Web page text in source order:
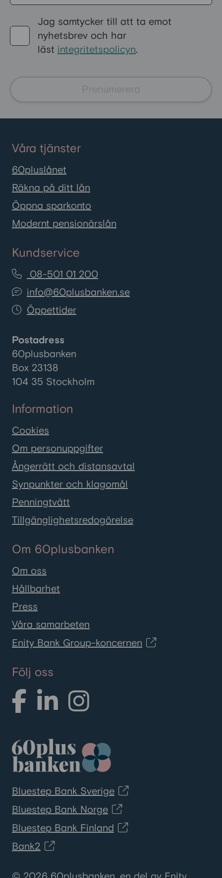
Sverige och hur du ansöker om
dem.
Jag samtycker till att ta emot
nyhetsbrev och har
läst integritetspolicyn.
Prenumerera
Våra tjänster
60pluslånet
Räkna på ditt lån
Öppna sparkonto
Modernt pensionärslån
Kundservice
08-501 01 200
info@60plusbanken.se
Öppettider
Postadress
60plusbanken
Box 23138
104 35 Stockholm
Information
Cookies
Om personuppgifter
Ångerrätt och distansavtal
Synpunkter och klagomål
Penningtvätt
Tillgänglighetsredogörelse
Om 60plusbanken
Om oss
Hållbarhet
Press
Våra samarbeten
Enity Bank Group-koncernen
Följ oss
Bluestep Bank Sverige
Bluestep Bank Norge
Bluestep Bank Finland
Bank2